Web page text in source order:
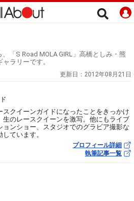
、「S Road MOLA GIRL」高橋としみ・熊
ラリーです。
更新日： 2012年08月21日
スクイーンガイドになったことをきっかけ
生のレースクイーンを激写。他にもライブ
ョンショー、スタジオでのグラビア撮影な
ています。
プロフィール詳細
執筆記事一覧